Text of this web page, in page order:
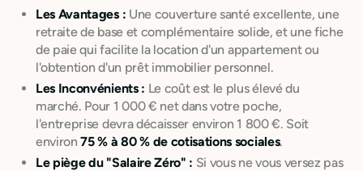
Les Avantages : Une couverture santé excellente, une
retraite de base et complémentaire solide, et une fiche
de paie qui facilite la location d'un appartement ou
l'obtention d'un prêt immobilier personnel.
Les Inconvénients : Le coût est le plus élevé du
marché. Pour 1 000 € net dans votre poche,
l'entreprise devra décaisser environ 1 800 €. Soit
environ75 % à 80 % de cotisations sociales.
Le piège du "Salaire Zéro" : Si vous ne vous versez pas